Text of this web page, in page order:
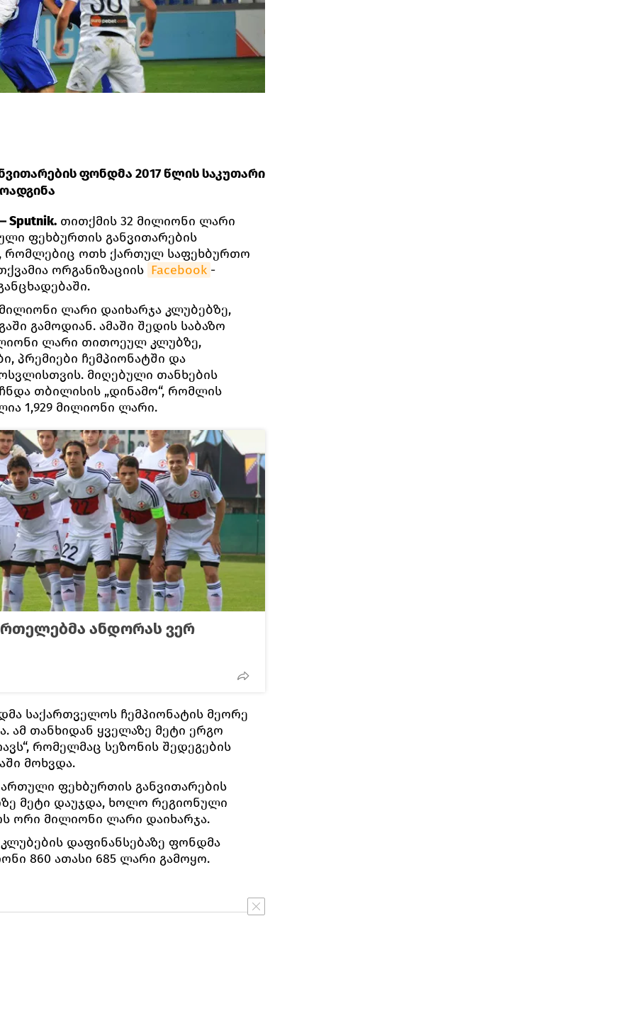
ფონდმა 2017 წლის საკუთარი
Sputnik. თითქმის 32 მილიონი ლარი
ფეხბურთის განვითარების
რომლებიც ოთხ ქართულ საფეხბურთო
ორგანიზაციის Facebook -
ლარი დაიხარჯა კლუბებზე,
გამოდიან. ამაში შედის საბაზო
ლარი თითოეულ კლუბზე,
პრემიები ჩემპიონატში და
მიღებული თანხების
თბილისის „დინამო“, რომლის
1,929 მილიონი ლარი.
ანდორას ვერ
საქართველოს ჩემპიონატის მეორე
ამ თანხიდან ყველაზე მეტი ერგო
რომელმაც სეზონის შედეგების
მოხვდა.
ფეხბურთის განვითარების
მეტი დაუჯდა, ხოლო რეგიონული
ორი მილიონი ლარი დაიხარჯა.
დაფინანსებაზე ფონდმა
860 ათასი 685 ლარი გამოყო.